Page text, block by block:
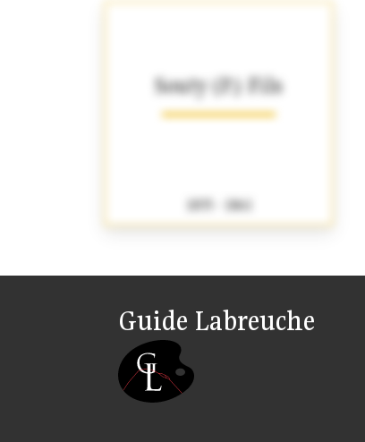
Souty (P.) Fils
1835 - 1861
Guide Labreuche